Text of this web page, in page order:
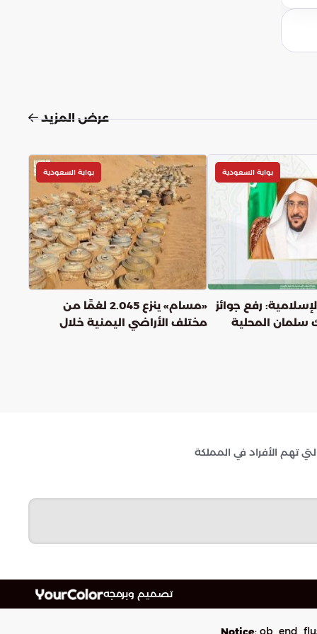
عرض المزيد
بوابة السعودية
رفع جوائز
سلمان المحلية
بوابة السعودية
«مسام» ينزع 2.045 لغمًا من
مختلف الأراضي اليمنية خلال
تهم الأفراد في المملكة
تصميم وبرمجه
: